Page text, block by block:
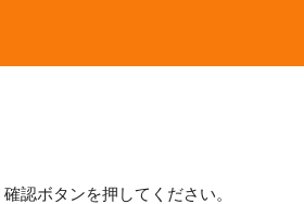
認ボタンを押してください。